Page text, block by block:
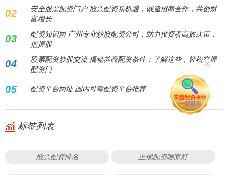
02
安全股票配资门户 股票配资新机遇，诚邀招商合作，共创财
富增长
03
配资知识网 广州专业炒股配资公司，助力投资者高效决策，
把握股
04
股票配资炒股交流 揭秘券商配资条件：了解这些，轻松掌握
配资门
05 配资平台网址 国内可靠配资平台推荐
标签列表
股票配资排名 正规配资哪家好